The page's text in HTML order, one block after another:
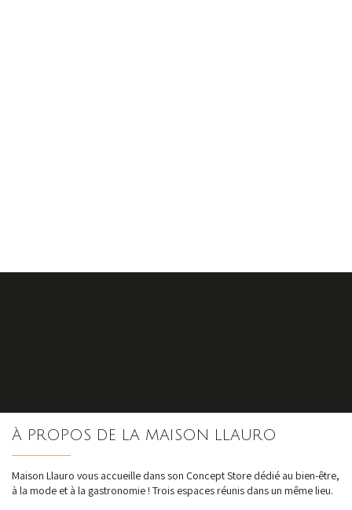
nos dernières
À PROPOS DE LA MAISON LLAURO
Maison Llauro vous accueille dans son Concept Store dédié au bien-être,
à la mode et à la gastronomie ! Trois espaces réunis dans un même lieu.